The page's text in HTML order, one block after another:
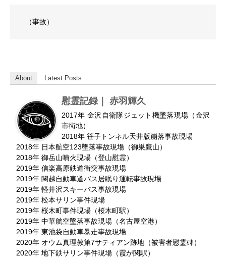
（事故）
About Latest Posts
慰霊記録｜ 赤羽輝久
2017年 金沢自衛隊ジェット機墜落現場（金沢
市街地）
2018年 笹子トンネル天井版崩落事故現場
2018年 日本航空123墜落事故現場（御巣鷹山）
2018年 御岳山噴火現場（登山慰霊）
2019年 信楽高原鉄道衝突事故現場
2019年 関越自動車道バス居眠り運転事故現場
2019年 軽井沢スキーバス事故現場
2019年 松本サリン事件現場
2019年 桜木町事件現場（桜木町駅）
2019年 中華航空墜落事故現場（名古屋空港）
2019年 東池袋自動車暴走事故現場
2020年 オウム真理教第7サティアン跡地（被害者慰霊碑）
2020年 地下鉄サリン事件現場（霞が関駅）